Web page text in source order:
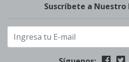
Suscríbete a